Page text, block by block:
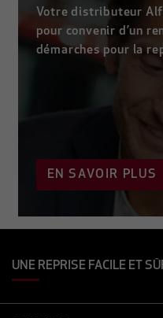
Votre distributeur
pour convenir d’un
démarches pour la
EN SAVOIR PLUS
UNE REPRISE FACILE ET